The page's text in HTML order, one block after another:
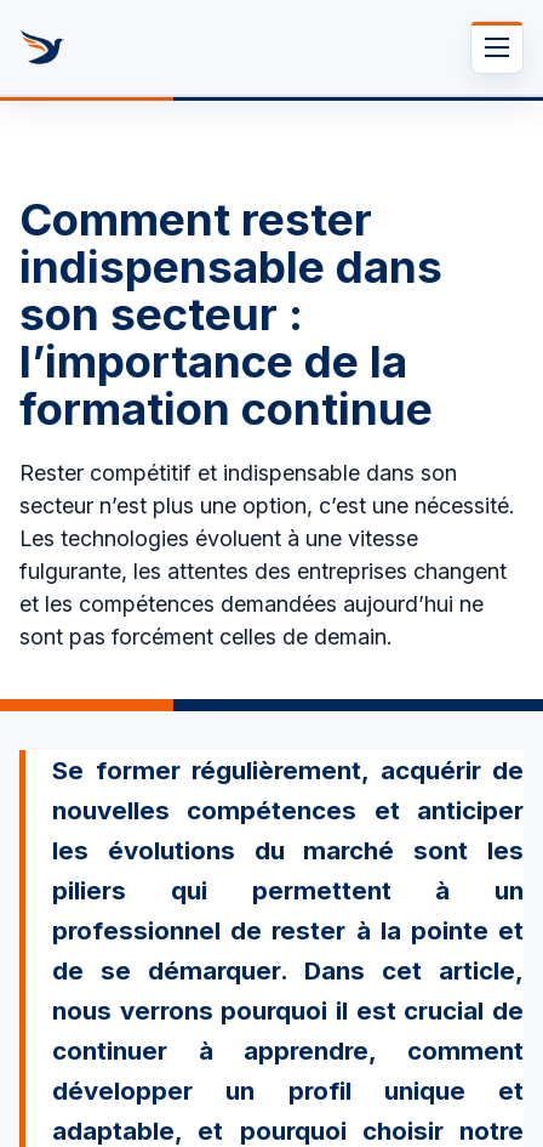
Comment rester
indispensable dans
son secteur :
l’importance de la
formation continue
Rester compétitif et indispensable dans son
secteur n’est plus une option, c’est une nécessité.
Les technologies évoluent à une vitesse
fulgurante, les attentes des entreprises changent
et les compétences demandées aujourd’hui ne
sont pas forcément celles de demain.
Se former régulièrement, acquérir de
nouvelles compétences et anticiper
les évolutions du marché sont les
piliers qui permettent à un
professionnel de rester à la pointe et
de se démarquer. Dans cet article,
nous verrons pourquoi il est crucial de
continuer à apprendre, comment
développer un profil unique et
adaptable, et pourquoi choisir notre